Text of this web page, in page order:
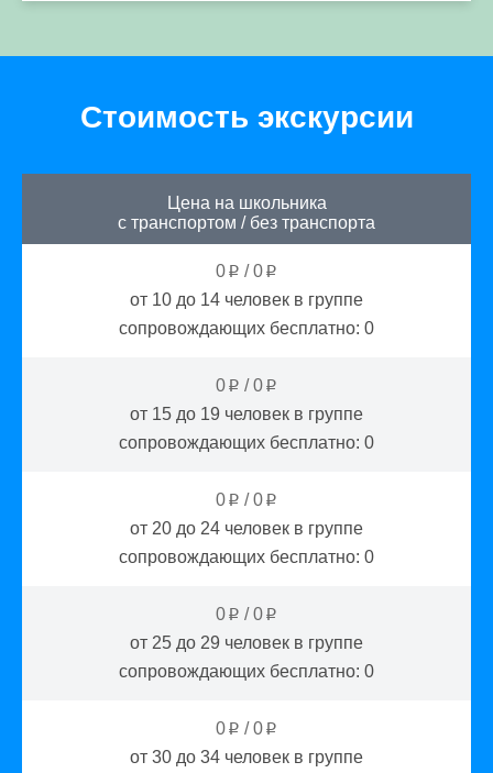
Стоимость экскурсии
Цена на школьника
с транспортом / без транспорта
0 p /0 p
от 10 до 14 человек в группе
сопровождающих бесплатно: 0
0 p /0 p
от 15 до 19 человек в группе
сопровождающих бесплатно: 0
0 p /0 p
от 20 до 24 человек в группе
сопровождающих бесплатно: 0
0 p /0 p
от 25 до 29 человек в группе
сопровождающих бесплатно: 0
0 p /0 p
от 30 до 34 человек в группе